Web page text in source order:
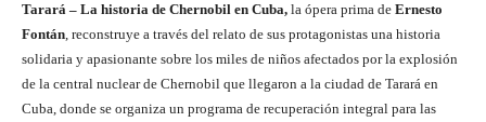
Tarará – La historia de Chernobil en Cuba, la ópera prima de Ernesto
Fontán, reconstruye a través del relato de sus protagonistas una historia
solidaria y apasionante sobre los miles de niños afectados por la explosión
de la central nuclear de Chernobil que llegaron a la ciudad de Tarará en
Cuba, donde se organiza un programa de recuperación integral para las